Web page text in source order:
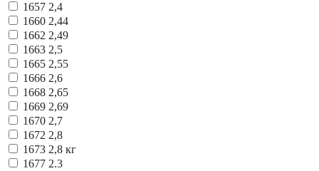
1657 2,4
1660 2,44
1662 2,49
1663 2,5
1665 2,55
1666 2,6
1668 2,65
1669 2,69
1670 2,7
1672 2,8
1673 2,8 кг
1677 2.3